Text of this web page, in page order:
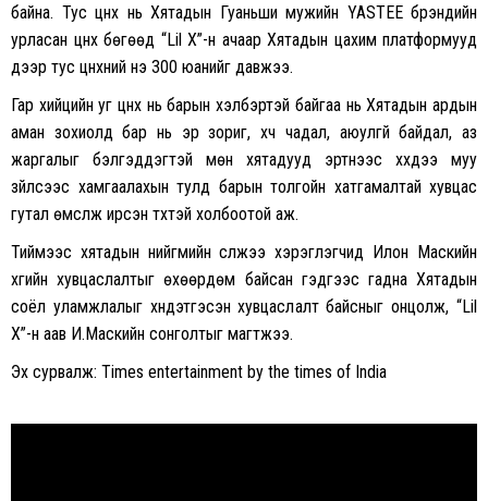
байна. Тус цүнх нь Хятадын Гуаньши мужийн YASTEE брэндийн
урласан цүнх бөгөөд “Lil X”-н ачаар Хятадын цахим платформууд
дээр тус цүнхний үнэ 300 юанийг давжээ.
Гар хийцийн уг цүнх нь барын хэлбэртэй байгаа нь Хятадын ардын
аман зохиолд бар нь эр зориг, хүч чадал, аюулгүй байдал, аз
жаргалыг бэлгэддэгтэй мөн хятадууд эртнээс хүүхдээ муу
зүйлсээс хамгаалахын тулд барын толгойн хатгамалтай хувцас
гутал өмсүүлж ирсэн түүхтэй холбоотой аж.
Тиймээс хятадын нийгмийн сүлжээ хэрэглэгчид Илон Маскийн
хүүгийн хувцаслалтыг өхөөрдөм байсан гэдгээс гадна Хятадын
соёл уламжлалыг хүндэтгэсэн хувцаслалт байсныг онцолж, “Lil
X”-н аав И.Маскийн сонголтыг магтжээ.
Эх сурвалж: Times entertainment by the times of India